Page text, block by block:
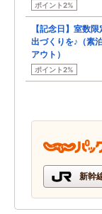
ポイント2%
【記念日】室数
出づくりを♪（素
アウト）
ポイント2%
新幹